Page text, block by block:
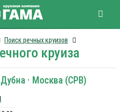
Поиск речных круизов
круиза
· Москва (СРВ)